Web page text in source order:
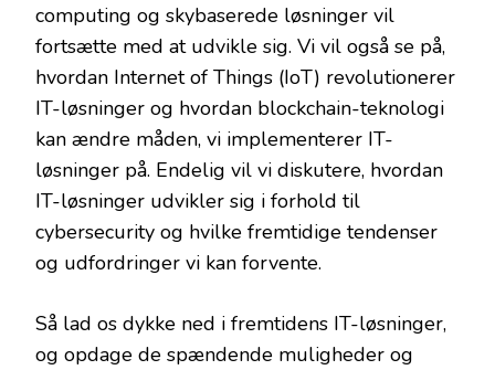
computing og skybaserede løsninger vil
fortsætte med at udvikle sig. Vi vil også se på,
hvordan Internet of Things (IoT) revolutionerer
IT-løsninger og hvordan blockchain-teknologi
kan ændre måden, vi implementerer IT-
løsninger på. Endelig vil vi diskutere, hvordan
IT-løsninger udvikler sig i forhold til
cybersecurity og hvilke fremtidige tendenser
og udfordringer vi kan forvente.
Så lad os dykke ned i fremtidens IT-løsninger,
og opdage de spændende muligheder og